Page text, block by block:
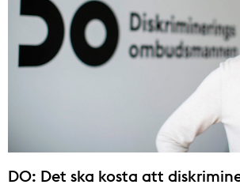
DO: Det ska kosta att